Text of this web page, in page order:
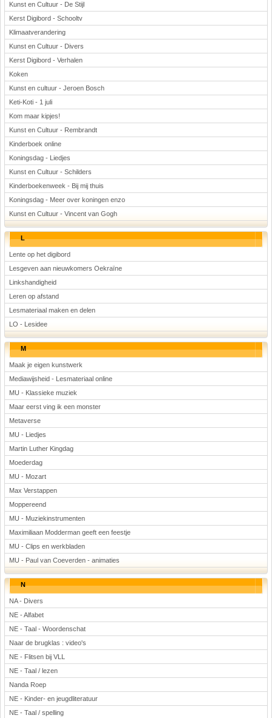
Kunst en Cultuur - De Stijl
Kerst Digibord - Schooltv
Klimaatverandering
Kunst en Cultuur - Divers
Kerst Digibord - Verhalen
Koken
Kunst en cultuur - Jeroen Bosch
Keti-Koti - 1 juli
Kom maar kipjes!
Kunst en Cultuur - Rembrandt
Kinderboek online
Koningsdag - Liedjes
Kunst en Cultuur - Schilders
Kinderboekenweek - Bij mij thuis
Koningsdag - Meer over koningen enzo
Kunst en Cultuur - Vincent van Gogh
L
Lente op het digibord
Lesgeven aan nieuwkomers Oekraïne
Linkshandigheid
Leren op afstand
Lesmateriaal maken en delen
LO - Lesidee
M
Maak je eigen kunstwerk
Mediawijsheid - Lesmateriaal online
MU - Klassieke muziek
Maar eerst ving ik een monster
Metaverse
MU - Liedjes
Martin Luther Kingdag
Moederdag
MU - Mozart
Max Verstappen
Moppereend
MU - Muziekinstrumenten
Maximiliaan Modderman geeft een feestje
MU - Clips en werkbladen
MU - Paul van Coeverden - animaties
N
NA - Divers
NE - Alfabet
NE - Taal - Woordenschat
Naar de brugklas : video's
NE - Flitsen bij VLL
NE - Taal / lezen
Nanda Roep
NE - Kinder- en jeugdliteratuur
NE - Taal / spelling